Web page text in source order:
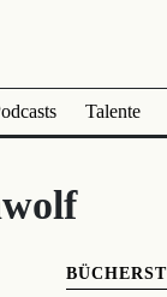
Talente